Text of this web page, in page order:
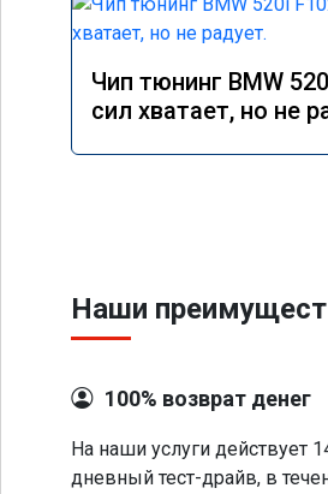
Чип тюнинг BMW
сил хватает, но не
Наши
100% возврат денег
На наши услуги действует
дневный тест-драйв, в